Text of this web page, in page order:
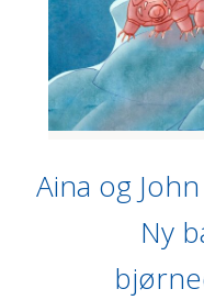
Aina og
Ny